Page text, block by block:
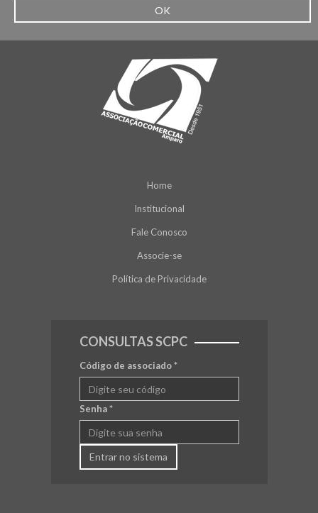
OK
Home
Institucional
Fale Conosco
Associe-se
Política de Privacidade
CONSULTAS SCPC
Código de associado*
Senha*
Entrar no sistema